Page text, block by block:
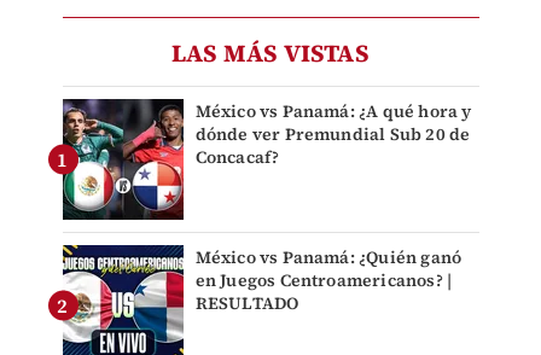
LAS MÁS VISTAS
México vs Panamá: ¿A qué hora y
dónde ver Premundial Sub 20 de
Concacaf?
México vs Panamá: ¿Quién ganó
en Juegos Centroamericanos? |
RESULTADO